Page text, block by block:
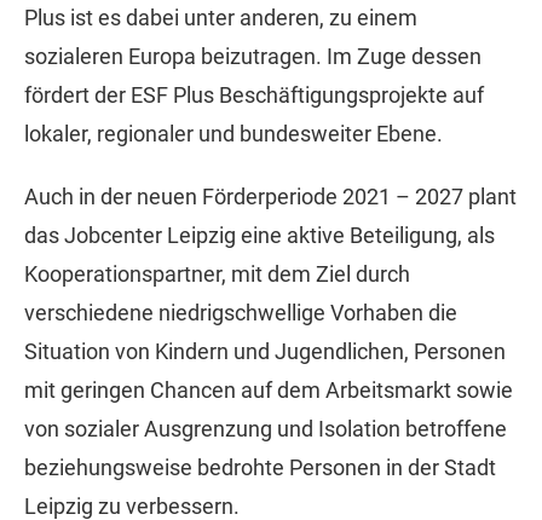
Plus ist es dabei unter anderen, zu einem
sozialeren Europa beizutragen. Im Zuge dessen
fördert der ESF Plus Beschäftigungsprojekte auf
lokaler, regionaler und bundesweiter Ebene.
Auch in der neuen Förderperiode 2021 – 2027 plant
das Jobcenter Leipzig eine aktive Beteiligung, als
Kooperationspartner, mit dem Ziel durch
verschiedene niedrigschwellige Vorhaben die
Situation von Kindern und Jugendlichen, Personen
mit geringen Chancen auf dem Arbeitsmarkt sowie
von sozialer Ausgrenzung und Isolation betroffene
beziehungsweise bedrohte Personen in der Stadt
Leipzig zu verbessern.